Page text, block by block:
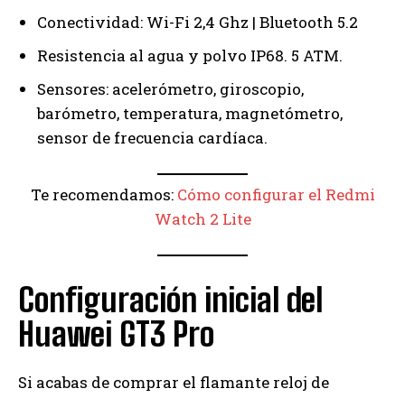
Conectividad: Wi-Fi 2,4 Ghz | Bluetooth 5.2
Resistencia al agua y polvo IP68. 5 ATM.
Sensores: acelerómetro, giroscopio,
barómetro, temperatura, magnetómetro,
sensor de frecuencia cardíaca.
Te recomendamos: Cómo configurar el Redmi
Watch 2 Lite
Configuración inicial del
Huawei GT3 Pro
Si acabas de comprar el flamante reloj de